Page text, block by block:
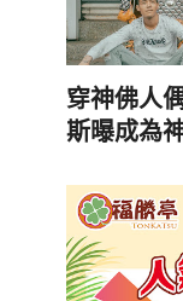
穿神佛人
斯曝成為